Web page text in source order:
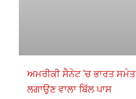
ਅਮਰੀਕੀ ਸੈਨੇਟ ‘ਚ ਭਾਰਤ ਸਮੇਤ
ਲਗਾਉਣ ਵਾਲਾ ਬਿੱਲ ਪਾਸ